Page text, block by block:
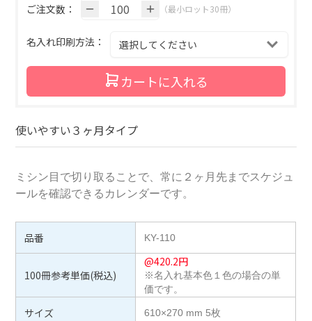
ご注文数： （最小ロット30冊）
名入れ印刷方法：
カートに入れる
使いやすい３ヶ月タイプ
ミシン目で切り取ることで、常に２ヶ月先までスケジュ
ールを確認できるカレンダーです。
品番 KY-110
100冊参考単価(税込)
@420.2円
※名入れ基本色１色の場合の単
価です。
サイズ 610×270 mm 5枚